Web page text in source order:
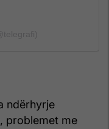
ndërhyrje
problemet me